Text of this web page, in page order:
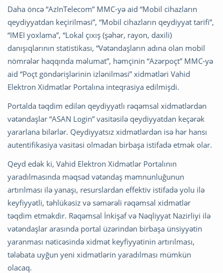
Daha öncə “AzInTelecom” MMC-yə aid “Mobil cihazların
qeydiyyatdan keçirilməsi”, “Mobil cihazların qeydiyyat tarifi”,
“IMEI yoxlama”, “Lokal çıxış (şəhər, rayon, daxili)
danışıqlarının statistikası, “Vətəndaşların adına olan mobil
nömrələr haqqında məlumat”, həmçinin “Azərpoçt” MMC-yə
aid “Poçt göndərişlərinin izlənilməsi” xidmətləri Vahid
Elektron Xidmətlər Portalına inteqrasiya edilmişdi.
Portalda təqdim edilən qeydiyyatlı rəqəmsal xidmətlərdən
vətəndaşlar “ASAN Login” vasitəsilə qeydiyyatdan keçərək
yararlana bilərlər. Qeydiyyatsız xidmətlərdən isə hər hansı
autentifikasiya vasitəsi olmadan birbaşa istifadə etmək olar.
Qeyd edək ki, Vahid Elektron Xidmətlər Portalının
yaradılmasında məqsəd vətəndaş məmnunluğunun
artırılması ilə yanaşı, resurslardan effektiv istifadə yolu ilə
keyfiyyətli, təhlükəsiz və səmərəli rəqəmsal xidmətlər
təqdim etməkdir. Rəqəmsal İnkişaf və Nəqliyyat Nazirliyi ilə
vətəndaşlar arasında portal üzərindən birbaşa ünsiyyətin
yaranması nəticəsində xidmət keyfiyyətinin artırılması,
tələbata uyğun yeni xidmətlərin yaradılması mümkün
olacaq.